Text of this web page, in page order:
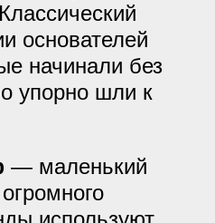
основателей
начинали без
упорно шли к
— маленький